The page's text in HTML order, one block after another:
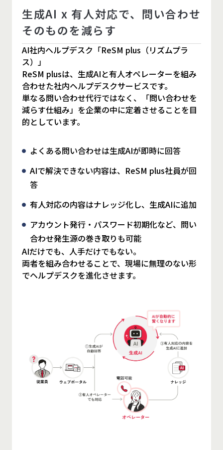
生成AI x 有人対応で、問い合わせ
そのものを減らす
AI社内ヘルプデスク「ReSM plus（リズムプラ
ス）」
ReSM plusは、生成AIと有人オペレーターを組み
合わせた社内ヘルプデスクサービスです。
単なる問い合わせ代行ではなく、「問い合わせを
減らす仕組み」を企業の中に定着させることを目
的としています。
よくある問い合わせは生成AIが即時に回答
AIで解決できない内容は、ReSM plus社員が回
答
有人対応の内容はナレッジ化し、生成AIに追加
アカウント発行・パスワード初期化など、問い
合わせ発生源の巻き取りも可能
AIだけでも、人手だけでもない。
両者を組み合わせることで、現場に無理のない形
でヘルプデスクを進化させます。